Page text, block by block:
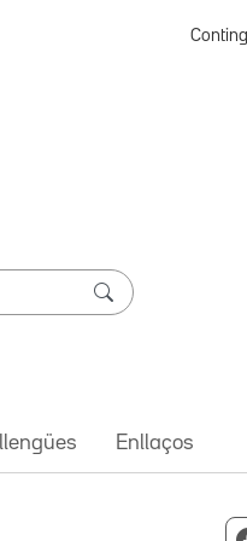
Enllaços